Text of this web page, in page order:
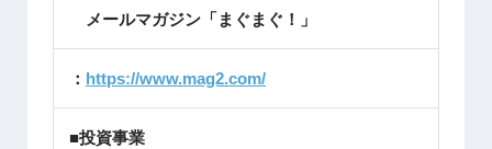
メールマガジン「まぐまぐ！」
： https://www.mag2.com/
■投資事業